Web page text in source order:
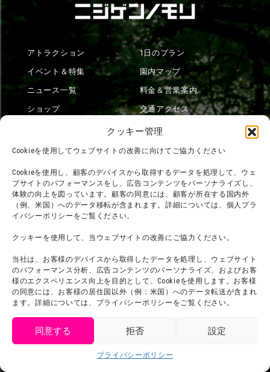
クッキー管理
Cookieを使用してウェブサイトの改善に向けてご協力ください
Cookieを使用し、顧客のデバイスから取得するデータを処理して、ウェ
ブサイトのパフォーマンスをし、広告コンテンツをパーソナライズし、
体験の向上を図っています。顧客の同意には、顧客が所在する国内外
（例、米国）へのデータ移転が含まれます。詳細については、個人プラ
イバシーポリシーをご覧ください。
クッキーを使用して、当ウェブサイトの改善にご協力ください。
当社は、お客様のデバイスから取得したデータを処理し、ウェブサイト
のパフォーマンス分析、広告コンテンツのパーソナライズ、およびお客
様のエクスペリエンス向上を目的として、Cookieを使用します。お客様
の同意には、お客様の居住国以外（例：米国）へのデータ転送が含まれ
ます。詳細については、プライバシーポリシーをご覧ください。
同意する 拒否 設定
プライバシーポリシー
アトラクション
イベント＆特集
ニュース一覧
ショップ
オンラインショップ
1日のプラン
園内マップ
料金＆営業案内
交通アクセス
ニジゲンノモリとは？
団体利用について
お問い合わせ
利用規約
プライバシーポリシー
会社概要
スタッフ募集